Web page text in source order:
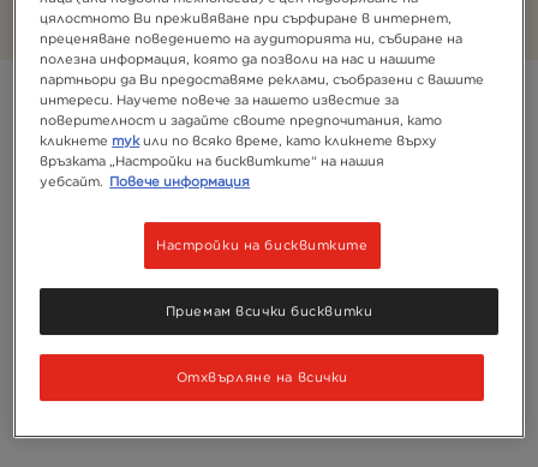
Filter
2 продукти Sort:Препоръчително
цялостното Ви преживяване при сърфиране в интернет,
преценяване поведението на аудиторията ни, събиране на
полезна информация, която да позволи на нас и нашите
партньори да Ви предоставяме реклами, съобразени с вашите
интереси. Научете повече за нашето известие за
поверителност и задайте своите предпочитания, като
кликнете тукили по всяко време, като кликнете върху
връзката „Настройки на бисквитките“ на нашия
уебсайт. Повече информация
Настройки на бисквитките
Отхвърляне на всички
Приемам всички бисквитки